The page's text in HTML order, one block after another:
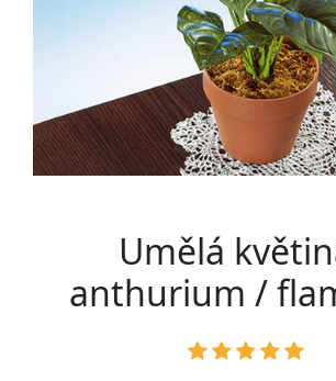
Umělá
anthurium /